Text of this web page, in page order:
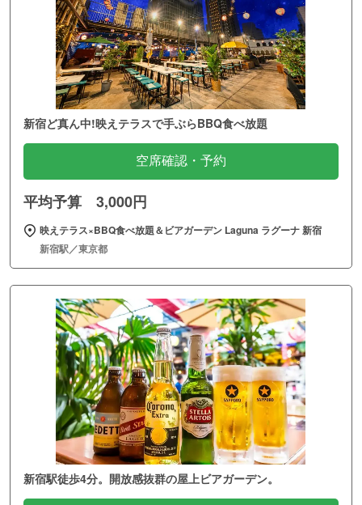
新宿ど真ん中!映えテラスで手ぶらBBQ食べ放題
空席確認・予約
平均予算 3,000円
映えテラス×BBQ食べ放題＆ビアガーデン Laguna ラグーナ 新宿
新宿駅／東京都
新宿駅徒歩4分。開放感抜群の屋上ビアガーデン。